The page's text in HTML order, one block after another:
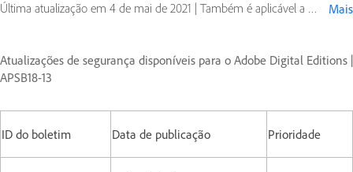
Última atualização em 4 de mai de 2021 | Também é aplicável a Digital Editions Mais
Atualizações de segurança disponíveis para o Adobe Digital Editions |
APSB18-13
ID do boletim Data de publicação Prioridade